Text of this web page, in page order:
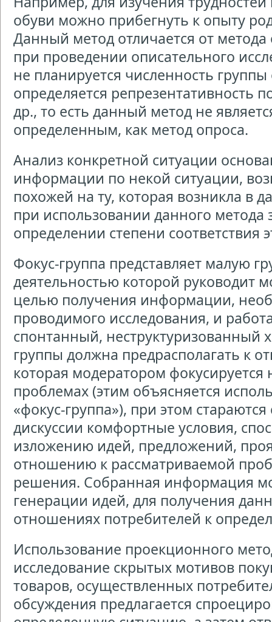
обуви можно прибегнуть к опыту
Данный метод отличается от метода
при проведении описательного
не планируется численность
определяется репрезентативность
др., то есть данный метод не
определенным, как метод опроса.
Анализ конкретной ситуации
информации по некой ситуации,
похожей на ту, которая возникла в
при использовании данного метода
определении степени соответствия
Фокус-группа представляет малую
деятельностью которой руководит
целью получения информации,
проводимого исследования, и
спонтанный, неструктуризованный
группы должна предрасполагать к
которая модератором
проблемах (этим объясняется
«фокус-группа»), при этом
дискуссии комфортные условия,
изложению идей, предложений,
отношению к рассматриваемой
решения. Собранная информация
генерации идей, для получения
отношениях потребителей к
Использование проекционного
исследование скрытых мотивов
товаров, осуществленных
обсуждения предлагается